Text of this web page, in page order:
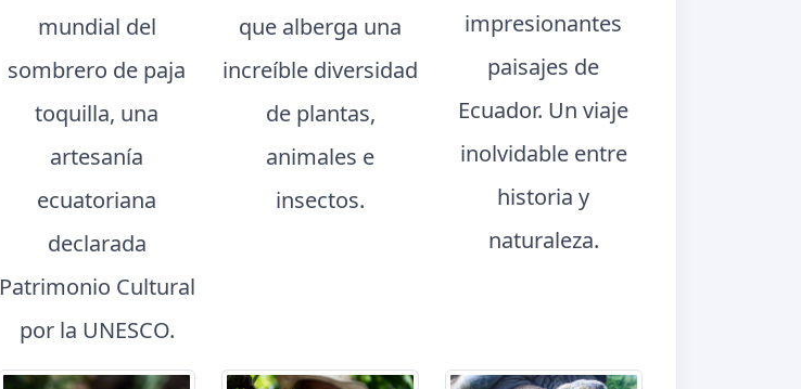
mundial del
sombrero de paja
toquilla, una
artesanía
ecuatoriana
declarada
Patrimonio Cultural
por la UNESCO.
que alberga una
increíble diversidad
de plantas,
animales e
insectos.
impresionantes
paisajes de
Ecuador. Un viaje
inolvidable entre
historia y
naturaleza.